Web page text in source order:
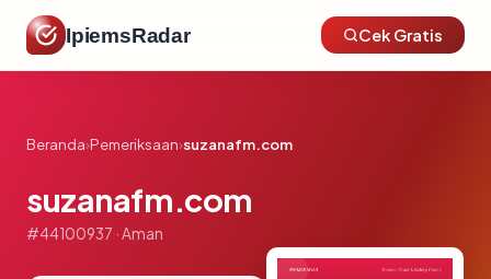
IpiemsRadar Cek Gratis
Beranda›Pemeriksaan›suzanafm.com
suzanafm.com
#44100937 · Aman